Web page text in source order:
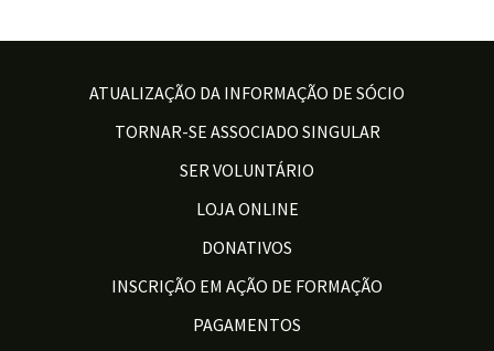
ATUALIZAÇÃO DA INFORMAÇÃO DE SÓCIO
TORNAR-SE ASSOCIADO SINGULAR
SER VOLUNTÁRIO
LOJA ONLINE
DONATIVOS
INSCRIÇÃO EM AÇÃO DE FORMAÇÃO
PAGAMENTOS